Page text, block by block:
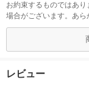
お約束するものではあ
場合がございます。あら
レビュー